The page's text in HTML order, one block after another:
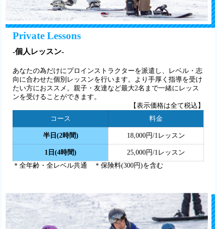
Private Lessons
-個人レッスン-
あなたの為だけにプロインストラクターを派遣し、レベル・志
向に合わせた個別レッスンを行います。より手厚く指導を受け
たい方におススメ。親子・友達など最大2名まで一緒にレッス
ンを受けることができます。
【表示価格は全て税込】
コース
料金
半日(2時間) 18,000円/1レッスン
1日(4時間)
25,000円/1レッスン
＊全年齢・全レベル共通 ＊保険料(300円)を含む